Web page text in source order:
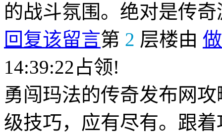
的战斗氛围。绝对是传
回复该留言第 2 层楼由
14:39:22占领!
勇闯玛法的传奇发布网
级技巧，应有尽有。跟